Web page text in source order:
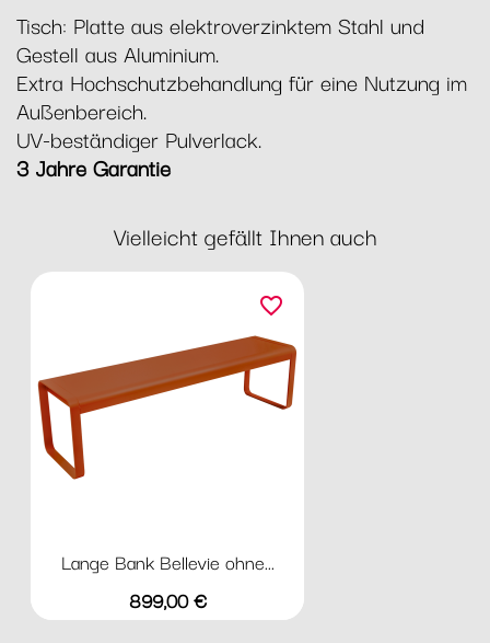
Tisch: Platte aus elektroverzinktem Stahl und
Gestell aus Aluminium.
Extra Hochschutzbehandlung für eine Nutzung im
Außenbereich.
UV-beständiger Pulverlack.
3 Jahre Garantie
Vielleicht gefällt Ihnen auch
Lange Bank Bellevie ohne...
Preis
899,00 €
favorite_border